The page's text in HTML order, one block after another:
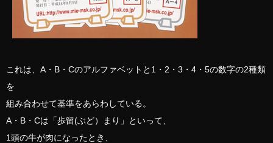
これは、A・B・Cのアルファベットと1・2・3・4・5の数字の2種類
を
組み合わせて基準をあらわしている。
A・B・Cは「歩留(ぶど）まり」といって、
1頭の牛が肉になったとき、